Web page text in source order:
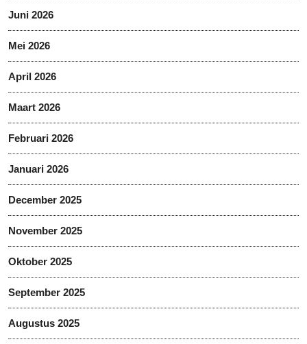
Juni 2026
Mei 2026
April 2026
Maart 2026
Februari 2026
Januari 2026
December 2025
November 2025
Oktober 2025
September 2025
Augustus 2025